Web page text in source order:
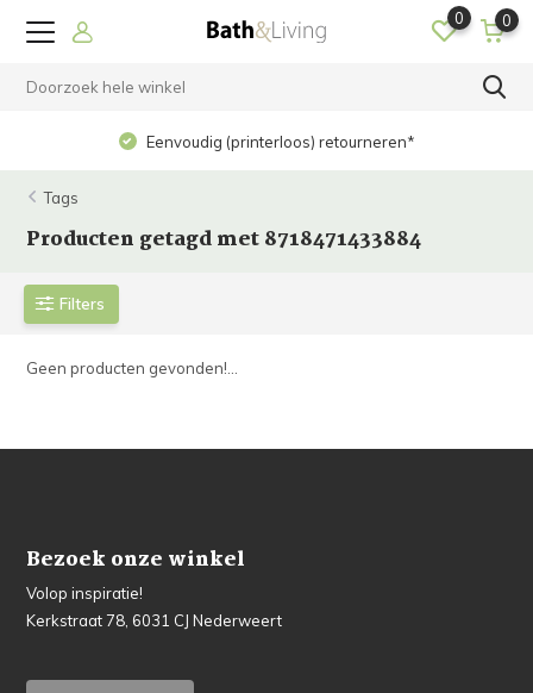
0 0
Eenvoudig (printerloos) retourneren*
Tags
Producten getagd met 8718471433884
Filters
Geen producten gevonden!...
Bezoek onze winkel
Volop inspiratie!
Kerkstraat 78, 6031 CJ Nederweert